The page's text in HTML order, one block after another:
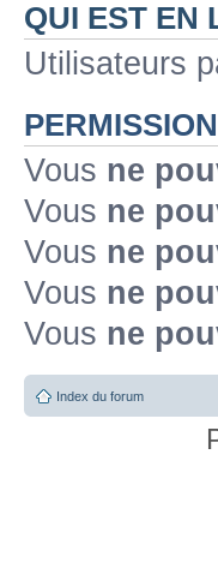
QUI EST EN
Utilisateurs
Vous ne
Vous ne
Vous ne
Vous ne
Vous ne
Index du forum